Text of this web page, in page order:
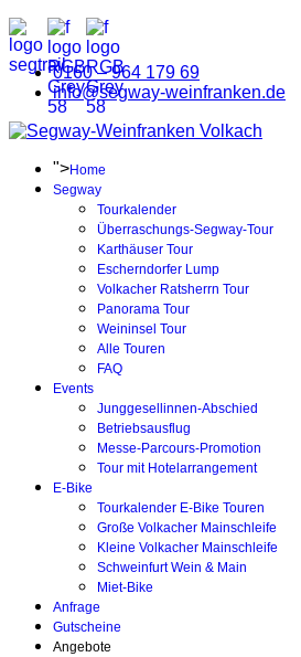
0160 – 964 179 69
info@segway-weinfranken.de
">Home
Segway
Tourkalender
Überraschungs-Segway-Tour
Karthäuser Tour
Escherndorfer Lump
Volkacher Ratsherrn Tour
Panorama Tour
Weininsel Tour
Alle Touren
FAQ
Events
Junggesellinnen-Abschied
Betriebsausflug
Messe-Parcours-Promotion
Tour mit Hotelarrangement
E-Bike
Tourkalender E-Bike Touren
Große Volkacher Mainschleife
Kleine Volkacher Mainschleife
Schweinfurt Wein & Main
Miet-Bike
Anfrage
Gutscheine
Angebote